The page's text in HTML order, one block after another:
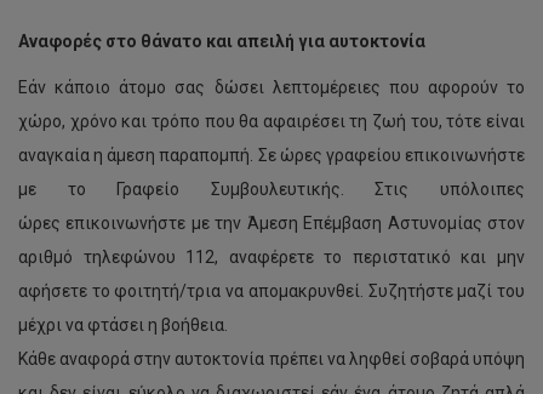
Αναφορές στο θάνατο και απειλή για αυτοκτονία
Εάν κάποιο άτομο σας δώσει λεπτομέρειες που αφορούν το
χώρο, χρόνο και τρόπο που θα αφαιρέσει τη ζωή του, τότε είναι
αναγκαία η άμεση παραπομπή. Σε ώρες γραφείου επικοινωνήστε
με το Γραφείο Συμβουλευτικής. Στις υπόλοιπες
ώρες επικοινωνήστε με την Άμεση Επέμβαση Αστυνομίας στον
αριθμό τηλεφώνου 112, αναφέρετε το περιστατικό και μην
αφήσετε το φοιτητή/τρια να απομακρυνθεί. Συζητήστε μαζί του
μέχρι να φτάσει η βοήθεια.
Κάθε αναφορά στην αυτοκτονία πρέπει να ληφθεί σοβαρά υπόψη